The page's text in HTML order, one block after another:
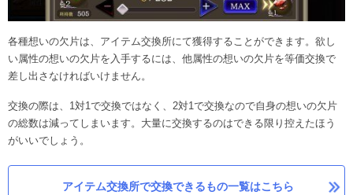
各種想いの欠片は、アイテム交換所にて獲得することができます。欲し
い属性の想いの欠片を入手するには、他属性の想いの欠片を等価交換で
差し出さなければいけません。
交換の際は、1対1で交換ではなく、2対1で交換なので自身の想いの欠片
の総数は減ってしまいます。大量に交換するのはできる限り控えたほう
がいいでしょう。
アイテム交換所で交換できるもの一覧はこちら